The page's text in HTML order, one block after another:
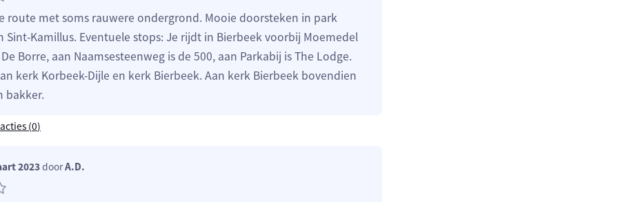
route met soms rauwere ondergrond. Mooie doorsteken in park
Sint-Kamillus. Eventuele stops: Je rijdt in Bierbeek voorbij Moemedel
Borre, aan Naamsesteenweg is de 500, aan Parkabij is The Lodge.
kerk Korbeek-Dijle en kerk Bierbeek. Aan kerk Bierbeek bovendien
bakker.
(0)
2023doorA.D.